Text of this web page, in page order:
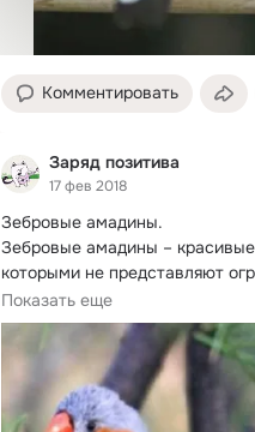
Комментировать
Заряд позитива
17 фев 2018
Зебровые амадины.
Зебровые амадины –
которыми не представляют
особенности.
Показать еще